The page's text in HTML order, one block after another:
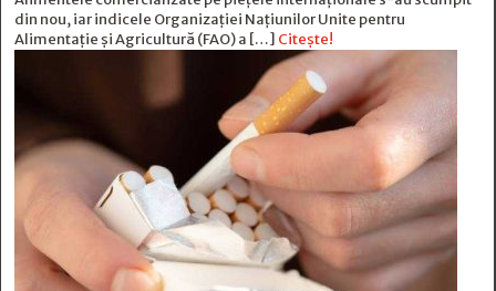
din nou, iar indicele Organizației Națiunilor Unite pentru
Alimentație și Agricultură (FAO) a […] Citește!